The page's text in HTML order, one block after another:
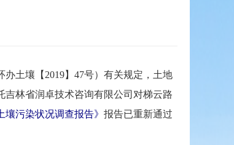
土壤【2019】47号）有关规定，土地
林省润卓技术咨询有限公司对梯云路
污染状况调查报告》 报告已重新通过